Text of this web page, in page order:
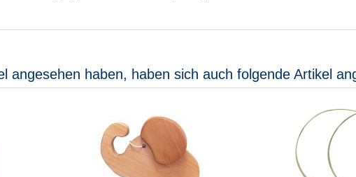
angesehen haben, haben sich auch folgende Artikel